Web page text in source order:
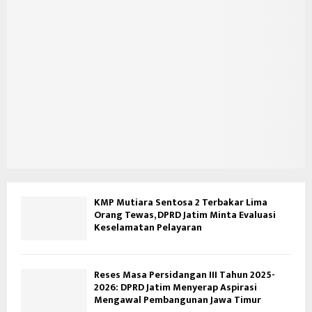
KMP Mutiara Sentosa 2 Terbakar Lima
Orang Tewas, DPRD Jatim Minta Evaluasi
Keselamatan Pelayaran
Reses Masa Persidangan III Tahun 2025-
2026: DPRD Jatim Menyerap Aspirasi
Mengawal Pembangunan Jawa Timur